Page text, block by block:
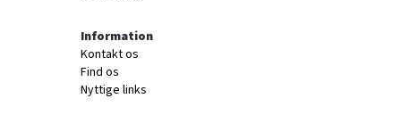
Information
Kontakt os
Find os
Nyttige links